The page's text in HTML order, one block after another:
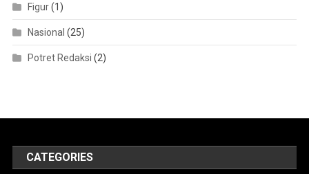
Figur(1)
Nasional (25)
Potret Redaksi (2)
CATEGORIES